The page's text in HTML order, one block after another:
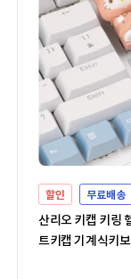
할인 무료배송
산리오 키캡 키링
트키캡 기계식키